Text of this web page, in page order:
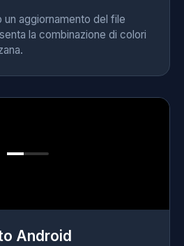
un aggiornamento del file
la combinazione di colori
Android